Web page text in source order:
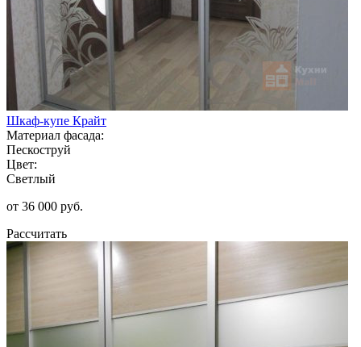
Шкаф-купе Крайт
Материал фасада:
Пескоструй
Цвет:
Светлый
от 36 000 руб.
Рассчитать